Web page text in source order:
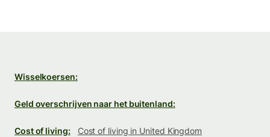
Wisselkoersen:
Geld overschrijven naar het buitenland:
Cost of living:
Cost of living in United Kingdom